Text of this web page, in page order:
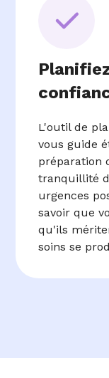
L'outil de
vous guide
préparation
tranquillité
urgences
savoir que
qu'ils
soins se